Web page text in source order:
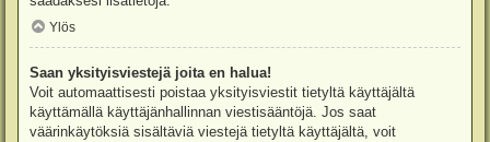
Ylös
Saan yksityisviestejä joita en halua!
Voit automaattisesti poistaa yksityisviestit tietyltä käyttäjältä
käyttämällä käyttäjänhallinnan viestisääntöjä. Jos saat
väärinkäytöksiä sisältäviä viestejä tietyltä käyttäjältä, voit